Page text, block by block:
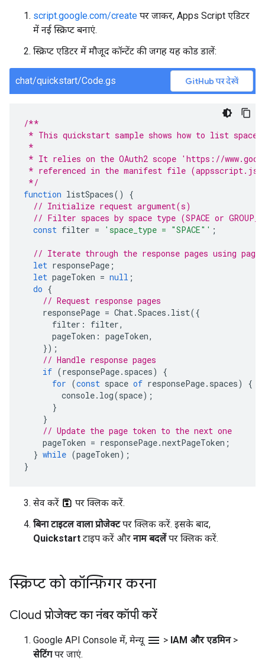
script.google.com/create पर जाकर, Apps Script एडिटर
में नई स्क्रिप्ट बनाएं.
स्क्रिप्ट एडिटर में मौजूद कॉन्टेंट की जगह यह कोड डालें:
chat/quickstart/Code.gs GitHub पर देखें
/**
* This quickstart sample shows how to list
*
* It relies on the OAuth2 scope 'https://
* referenced in the manifest file
*/
function listSpaces()
{
// Initialize request argument(s)
// Filter spaces by space type (SPACE or
const filter = 'space_type = "SPACE"' ;
// Iterate through the response pages using page
let responsePage ;
let pageToken = null ;
do {
// Request response pages
responsePage = Chat.Spaces . list({
filter : filter,
pageToken : pageToken,
});
// Handle response pages
if (responsePage. spaces)
{
for (const space of responsePage. spaces)
{
console. log(space);
}
}
// Update the page token to the next one
pageToken = responsePage.nextPageToken ;
} while (pageToken);
}
सेव करें
पर क्लिक करें.
बिना टाइटल वाला प्रोजेक्टपर क्लिक करें. इसके बाद,
Quickstart टाइप करें और नाम बदलेंपर क्लिक करें.
स्क्रिप्ट को कॉन्फ़िगर करना
Cloud प्रोजेक्ट का नंबर कॉपी करें
Google API Console में, मेन्यू menu > IAM और एडमिन >
सेटिंगपर जाएं.